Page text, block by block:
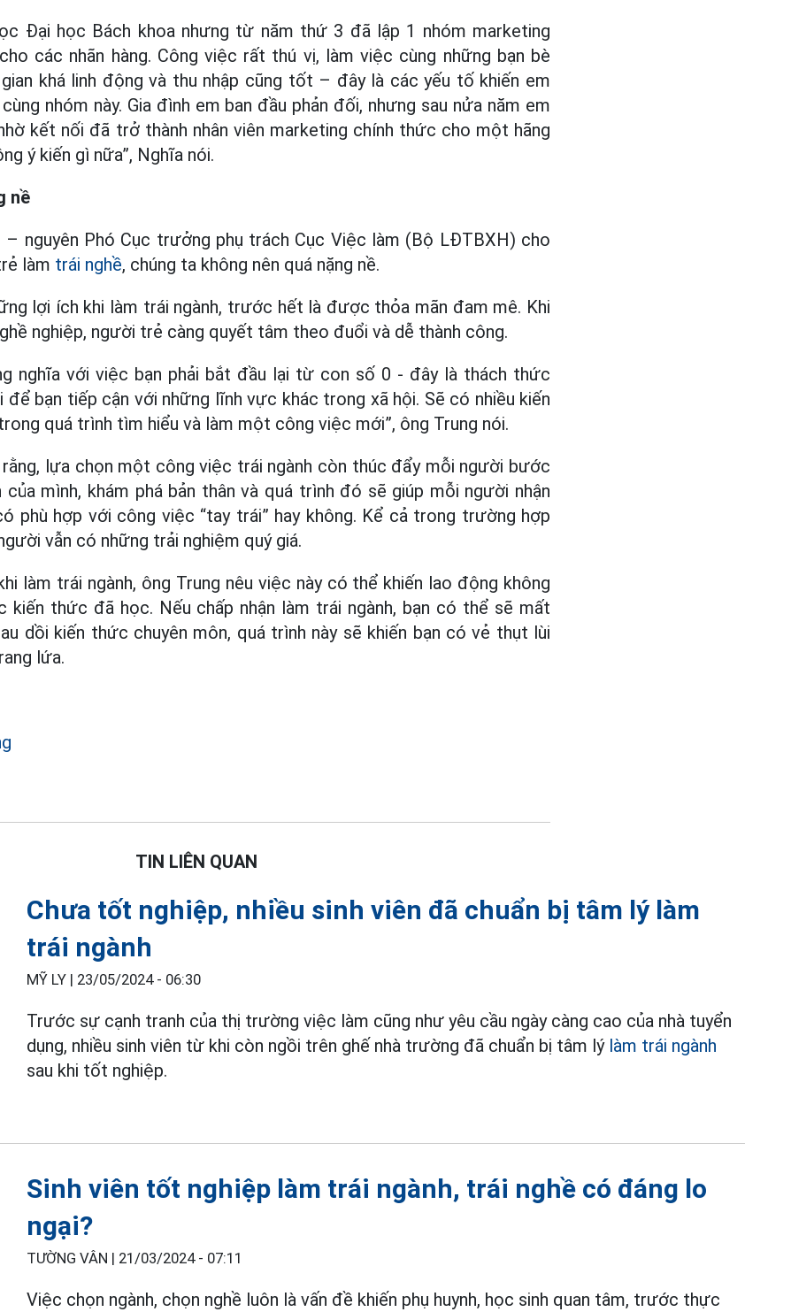
Đại học Bách khoa nhưng từ năm thứ 3 đã lập 1 nhóm marketing
các nhãn hàng. Công việc rất thú vị, làm việc cùng những bạn bè
khá linh động và thu nhập cũng tốt – đây là các yếu tố khiến em
nhóm này. Gia đình em ban đầu phản đối, nhưng sau nửa năm em
kết nối đã trở thành nhân viên marketing chính thức cho một hãng
ý kiến gì nữa”, Nghĩa nói.
nề
– nguyên Phó Cục trưởng phụ trách Cục Việc làm (Bộ LĐTBXH) cho
làm trái nghề, chúng ta không nên quá nặng nề.
lợi ích khi làm trái ngành, trước hết là được thỏa mãn đam mê. Khi
nghiệp, người trẻ càng quyết tâm theo đuổi và dễ thành công.
nghĩa với việc bạn phải bắt đầu lại từ con số 0 - đây là thách thức
để bạn tiếp cận với những lĩnh vực khác trong xã hội. Sẽ có nhiều kiến
quá trình tìm hiểu và làm một công việc mới”, ông Trung nói.
rằng, lựa chọn một công việc trái ngành còn thúc đẩy mỗi người bước
của mình, khám phá bản thân và quá trình đó sẽ giúp mỗi người nhận
phù hợp với công việc “tay trái” hay không. Kể cả trong trường hợp
vẫn có những trải nghiệm quý giá.
làm trái ngành, ông Trung nêu việc này có thể khiến lao động không
kiến thức đã học. Nếu chấp nhận làm trái ngành, bạn có thể sẽ mất
dồi kiến thức chuyên môn, quá trình này sẽ khiến bạn có vẻ thụt lùi
lứa.
TIN LIÊN QUAN
Chưa tốt nghiệp, nhiều sinh viên đã chuẩn bị tâm lý làm
trái ngành
MỸ LY | 23/05/2024 - 06:30
Trước sự cạnh tranh của thị trường việc làm cũng như yêu cầu ngày càng cao của nhà tuyển
dụng, nhiều sinh viên từ khi còn ngồi trên ghế nhà trường đã chuẩn bị tâm lý làm trái ngành
sau khi tốt nghiệp.
Sinh viên tốt nghiệp làm trái ngành, trái nghề có đáng lo
ngại?
TƯỜNG VÂN | 21/03/2024 - 07:11
Việc chọn ngành, chọn nghề luôn là vấn đề khiến phụ huynh, học sinh quan tâm, trước thực